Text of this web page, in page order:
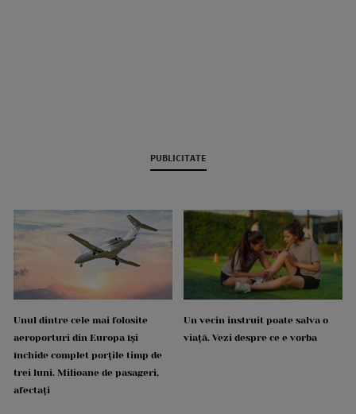
PUBLICITATE
Unul dintre cele mai folosite
aeroporturi din Europa își
închide complet porțile timp de
trei luni. Milioane de pasageri,
afectați
Un vecin instruit poate salva o
viață. Vezi despre ce e vorba